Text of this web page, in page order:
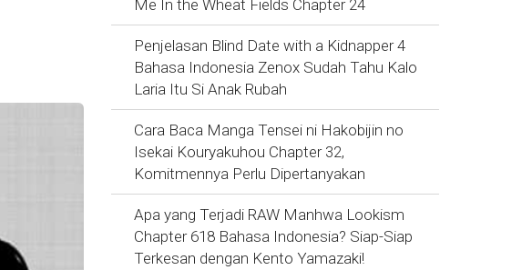
Me In the Wheat Fields Chapter 24
Penjelasan Blind Date with a Kidnapper 4
Bahasa Indonesia Zenox Sudah Tahu Kalo
Laria Itu Si Anak Rubah
Cara Baca Manga Tensei ni Hakobijin no
Isekai Kouryakuhou Chapter 32,
Komitmennya Perlu Dipertanyakan
Apa yang Terjadi RAW Manhwa Lookism
Chapter 618 Bahasa Indonesia? Siap-Siap
Terkesan dengan Kento Yamazaki!